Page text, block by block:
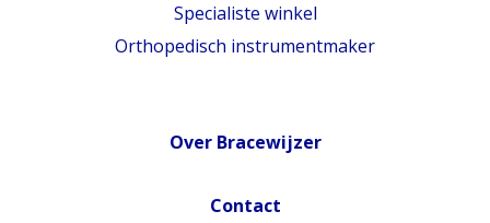
Specialiste winkel
Orthopedisch instrumentmaker
Over Bracewijzer
Contact